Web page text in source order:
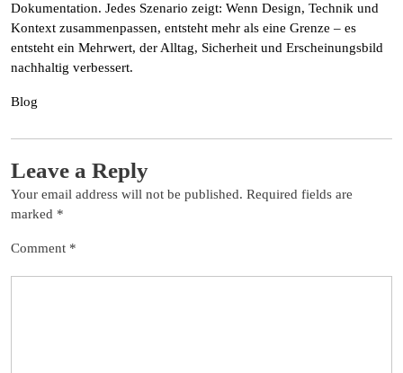
Dokumentation. Jedes Szenario zeigt: Wenn Design, Technik und
Kontext zusammenpassen, entsteht mehr als eine Grenze – es
entsteht ein Mehrwert, der Alltag, Sicherheit und Erscheinungsbild
nachhaltig verbessert.
Blog
Leave a Reply
Your email address will not be published. Required fields are
marked *
Comment *